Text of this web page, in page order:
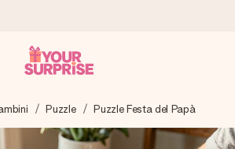
con attenzione e lo spediamo in un
consegnarlo al momento giusto, quando
Puzzle Puzzle Festa del Papà